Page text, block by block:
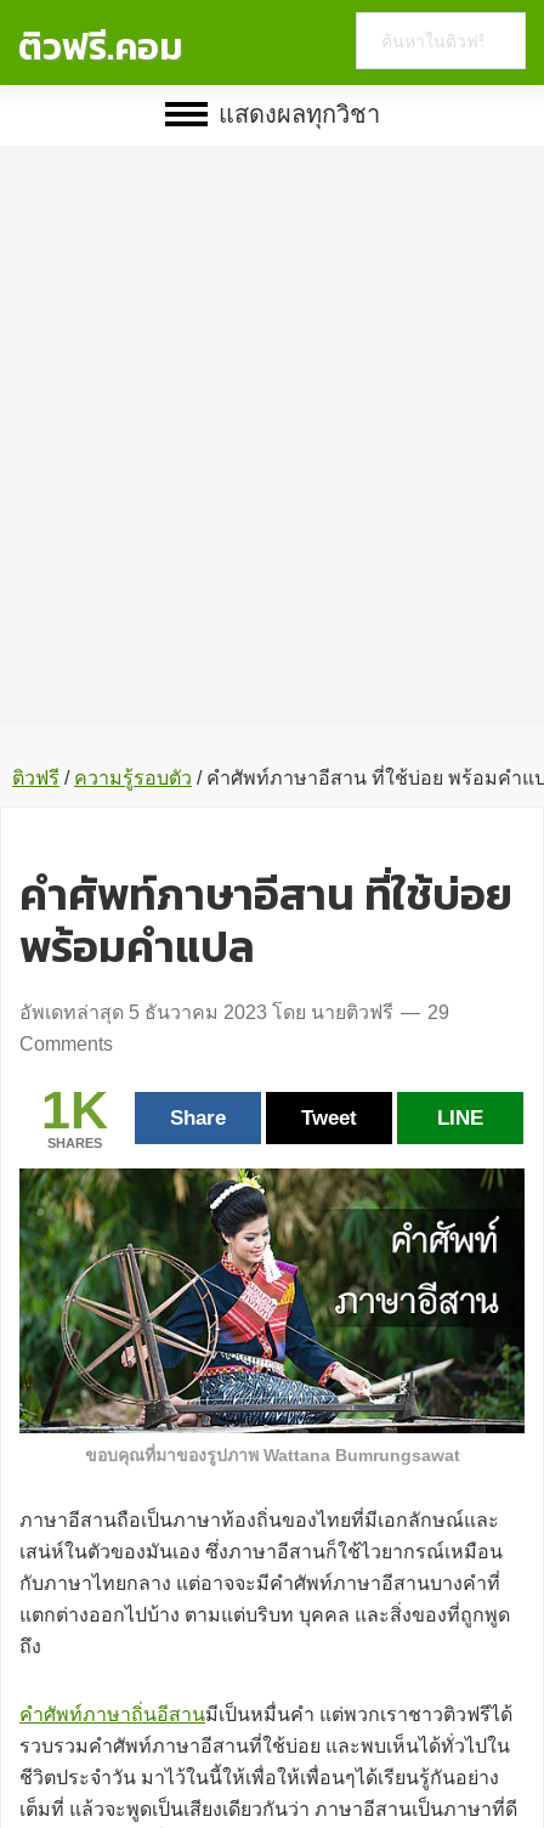
ติวฟรี.คอม
website
แสดงผลทุกวิชา
ติวฟรี / ความรู้รอบตัว /คำศัพท์ภาษาอีสาน ที่ใช้บ่อย พร้อมคำแ
คำศัพท์ภาษาอีสาน ที่ใช้บ่อย
พร้อมคำแปล
อัพเดทล่าสุด 5 ธันวาคม 2023 โดย นายติวฟรี
29
Comments
1K
SHARES
Share Tweet LINE
ขอบคุณที่มาของรูปภาพ Wattana Bumrungsawat
ภาษาอีสานถือเป็นภาษาท้องถิ่นของไทยที่มีเอกลักษณ์และ
เสน่ห์ในตัวของมันเอง ซึ่งภาษาอีสานก็ใช้ไวยากรณ์เหมือน
กับภาษาไทยกลาง แต่อาจจะมีคำศัพท์ภาษาอีสานบางคำที่
แตกต่างออกไปบ้าง ตามแต่บริบท บุคคล และสิ่งของที่ถูกพูด
ถึง
คำศัพท์ภาษาถิ่นอีสานมีเป็นหมื่นคำ แต่พวกเราชาวติวฟรีได้
รวบรวมคำศัพท์ภาษาอีสานที่ใช้บ่อย และพบเห็นได้ทั่วไปใน
ชีวิตประจำวัน มาไว้ในนี้ให้เพื่อให้เพื่อนๆได้เรียนรู้กันอย่าง
เต็มที่ แล้วจะพูดเป็นเสียงเดียวกันว่า ภาษาอีสานเป็นภาษาที่ดี